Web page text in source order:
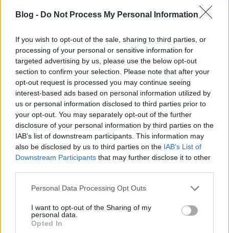
Blog - Do Not Process My Personal Information
If you wish to opt-out of the sale, sharing to third parties, or
processing of your personal or sensitive information for
targeted advertising by us, please use the below opt-out
section to confirm your selection. Please note that after your
opt-out request is processed you may continue seeing
interest-based ads based on personal information utilized by
us or personal information disclosed to third parties prior to
your opt-out. You may separately opt-out of the further
disclosure of your personal information by third parties on the
IAB’s list of downstream participants. This information may
also be disclosed by us to third parties on the IAB’s List of
Downstream Participants that may further disclose it to other
Please note that this website/app uses one or more Google
not limited to your visit or usage behaviour. You may click to
grant or deny consent to Google and its third-party tags to
use your data for below specified purposes in below Google
Personal Data Processing Opt Outs
I want to opt-out of the Sharing of my
personal data.
Opted In
Ilyen időkben pedig a párbeszéd fontosságáról
végtelenül ciki…
Nyilván ezt kellett beleírni a petícióba, mert ez a
látszat, és ezt fenn kell tartani. És én értem, hogy
Vitézynek, meg György Péternek más és más
szempontból fontos a Liget ügye, de ennyire vaknak
nem kéne lenni.
Értem én, hogy lehet hivatkozni arra, hogy apró
sikereket el lehet érni, például Budapesten a Magyar
Kerékpárosklub ért el icipici, de óriási hatású
sikereket tárgyalások útján. De ennek nem a
maximumnak, hanem a minimumnak kéne lennie,
szakmai szervezetekkel való egyeztetés soha nem
volt a magyar politika sajátja, de itt most
léptékváltás van, és ezt észre kéne venni.